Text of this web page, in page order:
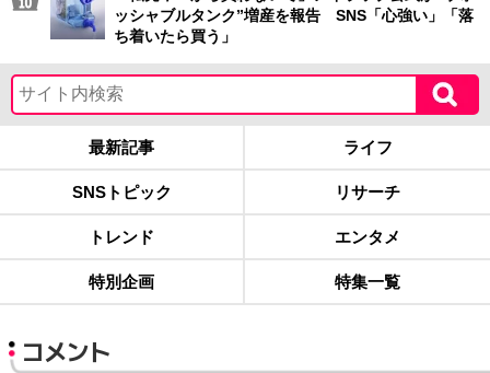
ッシャブルタンク”増産を報告 SNS「心強い」「落
ち着いたら買う」
最新記事 ライフ
SNSトピック リサーチ
トレンド エンタメ
特別企画 特集一覧
コメント